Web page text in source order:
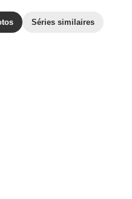
Séries similaires